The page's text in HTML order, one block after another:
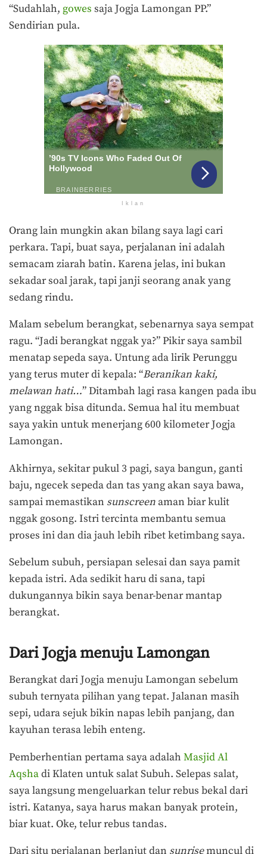
“Sudahlah, gowes saja Jogja Lamongan PP.”
Sendirian pula.
Iklan
Orang lain mungkin akan bilang saya lagi cari
perkara. Tapi, buat saya, perjalanan ini adalah
semacam ziarah batin. Karena jelas, ini bukan
sekadar soal jarak, tapi janji seorang anak yang
sedang rindu.
Malam sebelum berangkat, sebenarnya saya sempat
ragu. “Jadi berangkat nggak ya?” Pikir saya sambil
menatap sepeda saya. Untung ada lirik Perunggu
yang terus muter di kepala: “Beranikan kaki,
melawan hati…” Ditambah lagi rasa kangen pada ibu
yang nggak bisa ditunda. Semua hal itu membuat
saya yakin untuk menerjang 600 kilometer Jogja
Lamongan.
Akhirnya, sekitar pukul 3 pagi, saya bangun, ganti
baju, ngecek sepeda dan tas yang akan saya bawa,
sampai memastikan sunscreenaman biar kulit
nggak gosong. Istri tercinta membantu semua
proses ini dan dia jauh lebih ribet ketimbang saya.
Sebelum subuh, persiapan selesai dan saya pamit
kepada istri. Ada sedikit haru di sana, tapi
dukungannya bikin saya benar-benar mantap
berangkat.
Dari Jogja menuju Lamongan
Berangkat dari Jogja menuju Lamongan sebelum
subuh ternyata pilihan yang tepat. Jalanan masih
sepi, udara sejuk bikin napas lebih panjang, dan
kayuhan terasa lebih enteng.
Pemberhentian pertama saya adalah Masjid Al
Aqshadi Klaten untuk salat Subuh. Selepas salat,
saya langsung mengeluarkan telur rebus bekal dari
istri. Katanya, saya harus makan banyak protein,
biar kuat. Oke, telur rebus tandas.
Dari situ perjalanan berlanjut dan sunrisemuncul di